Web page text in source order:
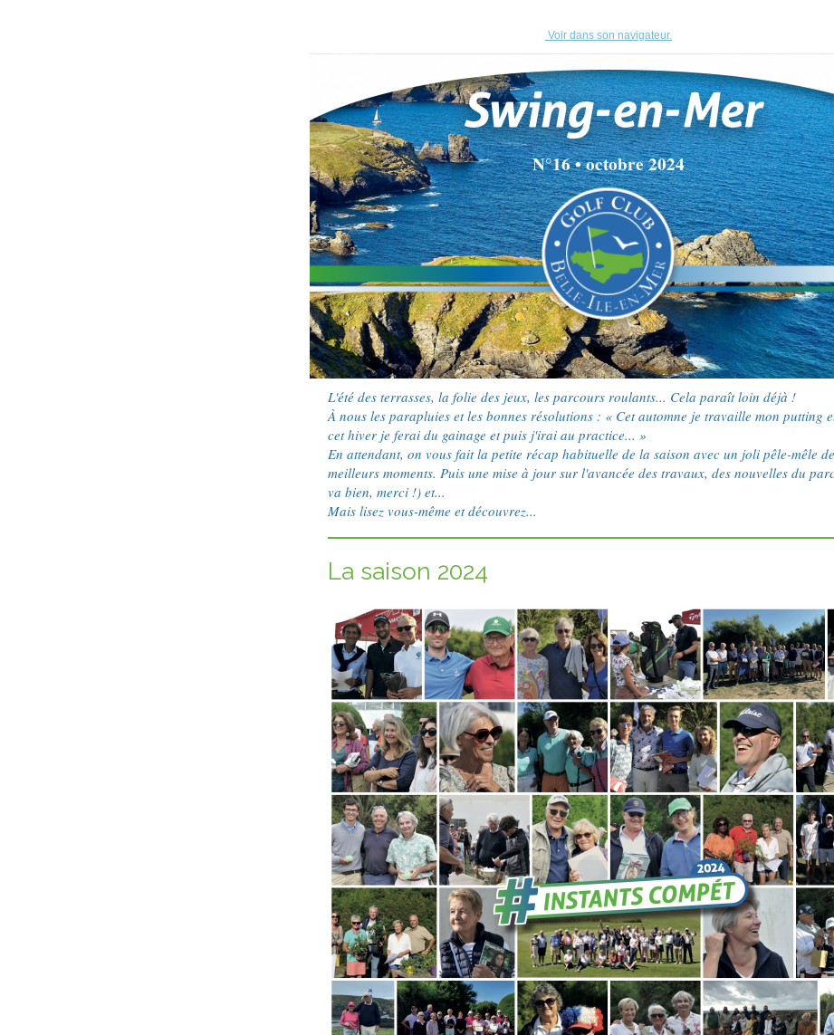
Voir dans son navigateur.
N°16 • octobre 2024
L'été des terrasses, la folie des jeux, les parcours roulants... Cela paraît loin déjà !
À nous les parapluies et les bonnes résolutions : « Cet automne je travaille mon putting
cet hiver je ferai du gainage et puis j'irai au practice... »
En attendant, on vous fait la petite récap habituelle de la saison avec un joli pêle-mêle
meilleurs moments. Puis une mise à jour sur l'avancée des travaux, des nouvelles du
va bien, merci !) et...
Mais lisez vous-même et découvrez...
La saison 2024